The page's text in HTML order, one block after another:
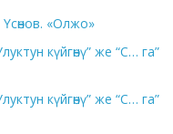
«Олжо»
күйгөнү” же “С… га”
күйгөнү” же “С… га”